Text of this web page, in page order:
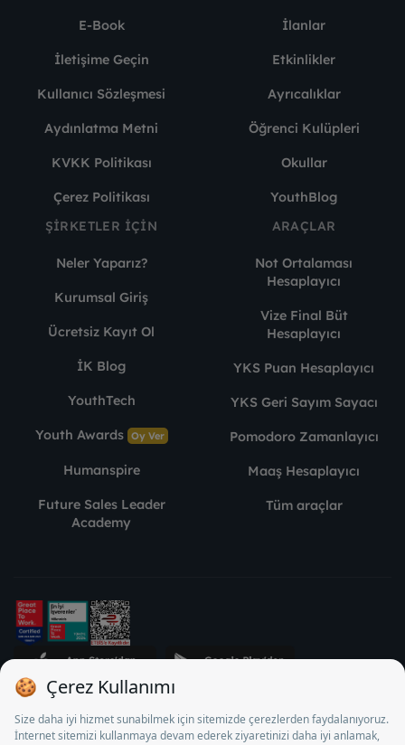
E-Book
İletişime Geçin
Kullanıcı Sözleşmesi
Aydınlatma Metni
KVKK Politikası
Çerez Politikası
İlanlar
Etkinlikler
Ayrıcalıklar
Öğrenci Kulüpleri
Okullar
YouthBlog
ŞIRKETLER İÇIN
Neler Yaparız?
Kurumsal Giriş
Ücretsiz Kayıt Ol
İK Blog
YouthTech
Youth Awards Oy Ver
Humanspire
Future Sales Leader
Academy
ARAÇLAR
Not Ortalaması
Hesaplayıcı
Vize Final Büt
Hesaplayıcı
YKS Puan Hesaplayıcı
YKS Geri Sayım Sayacı
Pomodoro Zamanlayıcı
Maaş Hesaplayıcı
Tüm araçlar
STJ İnsan Kaynakları Bilişim ve Danışmanlık A.Ş. Özel İstihdam